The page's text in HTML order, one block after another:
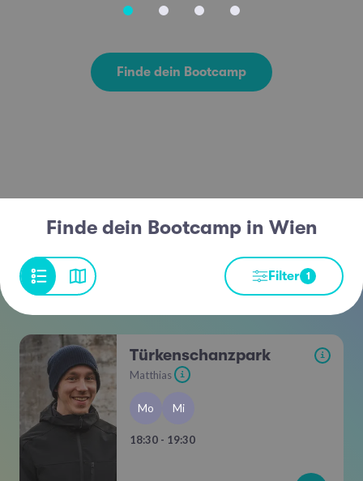
Finde dein Bootcamp
Finde dein Bootcamp in Wien
Filter 1
Türkenschanzpark i
Matthias i
Mo Mi
18:30 - 19:30